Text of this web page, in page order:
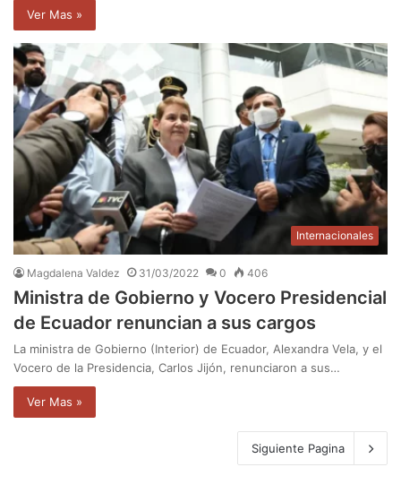
Ver Mas »
Internacionales
Magdalena Valdez 31/03/2022 0 406
Ministra de Gobierno y Vocero Presidencial
de Ecuador renuncian a sus cargos
La ministra de Gobierno (Interior) de Ecuador, Alexandra Vela, y el
Vocero de la Presidencia, Carlos Jijón, renunciaron a sus…
Ver Mas »
Siguiente Pagina